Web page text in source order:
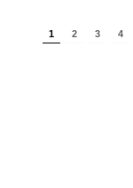
1 2 3 4